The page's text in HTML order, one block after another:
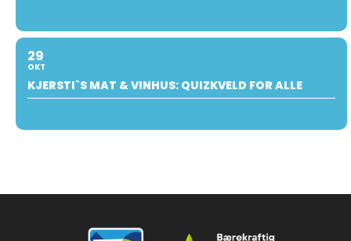
29
OKT
KJERSTI`S MAT & VINHUS: QUIZKVELD FOR ALLE